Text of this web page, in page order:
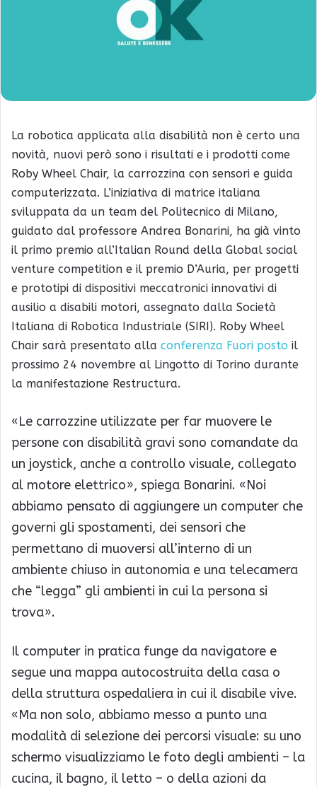
La robotica applicata alla disabilità non è certo una
novità, nuovi però sono i risultati e i prodotti come
Roby Wheel Chair, la carrozzina con sensori e guida
computerizzata. L’iniziativa di matrice italiana
sviluppata da un team del Politecnico di Milano,
guidato dal professore Andrea Bonarini, ha già vinto
il primo premio all’Italian Round della Global social
venture competition e il premio D’Auria, per progetti
e prototipi di dispositivi meccatronici innovativi di
ausilio a disabili motori, assegnato dalla Società
Italiana di Robotica Industriale (SIRI). Roby Wheel
Chair sarà presentato alla conferenza Fuori posto il
prossimo 24 novembre al Lingotto di Torino durante
la manifestazione Restructura.
«Le carrozzine utilizzate per far muovere le
persone con disabilità gravi sono comandate da
un joystick, anche a controllo visuale, collegato
al motore elettrico», spiega Bonarini. «Noi
abbiamo pensato di aggiungere un computer che
governi gli spostamenti, dei sensori che
permettano di muoversi all’interno di un
ambiente chiuso in autonomia e una telecamera
che “legga” gli ambienti in cui la persona si
trova».
Il computer in pratica funge da navigatore e
segue una mappa autocostruita della casa o
della struttura ospedaliera in cui il disabile vive.
«Ma non solo, abbiamo messo a punto una
modalità di selezione dei percorsi visuale: su uno
schermo visualizziamo le foto degli ambienti – la
cucina, il bagno, il letto – o della azioni da